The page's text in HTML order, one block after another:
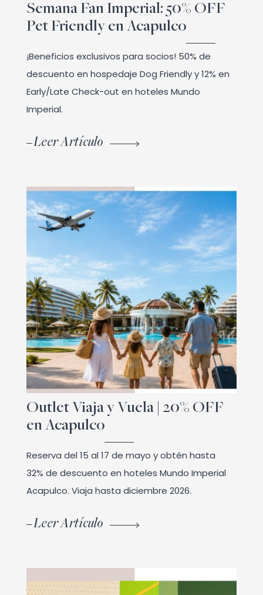
Semana Fan Imperial: 50% OFF
Pet Friendly en Acapulco
¡Beneficios exclusivos para socios! 50% de
descuento en hospedaje Dog Friendly y 12% en
Early/Late Check-out en hoteles Mundo
Imperial.
Leer Artículo
Outlet Viaja y Vuela | 20% OFF
en Acapulco
Reserva del 15 al 17 de mayo y obtén hasta
32% de descuento en hoteles Mundo Imperial
Acapulco. Viaja hasta diciembre 2026.
Leer Artículo